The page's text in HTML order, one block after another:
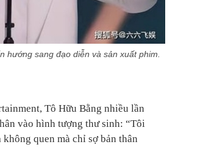
sang đạo diễn và sản xuất phim.
Tô Hữu Bằng nhiều lần
vào hình tượng thư sinh: “Tôi
quen mà chỉ sợ bản thân